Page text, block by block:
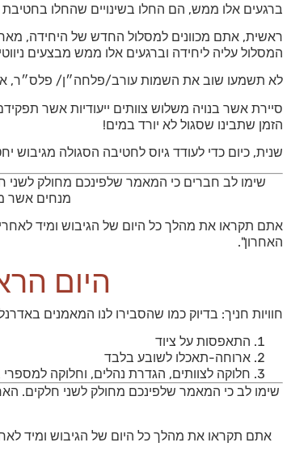
ברגעים אלו ממש, הם החלו בשינויים שהחלו
ראשית, אתם מכוונים למסלול החדש של היחידה,
המסלול עליה ליחידה וברגעים אלו ממש מבצעים
לא תשמעו שוב את השמות עורב/פלחה״ן/ פלס״ר,
סיירת אשר בנויה משלוש צוותים ייעודיות אשר
הזמן שתבינו שסגול לא יורד במים!
שנית, כיום כדי לעודד גיוס לחטיבה הסגולה
שימו לב חברים כי המאמר שלפינכם מחולק לשני
מנחים אשר
אתם תקראו את מהלך כל היום של הגיבוש ומיד
האחרון".
היום
חוויות חניך: בדיוק כמו שהסבירו לנו המאמנים
התאפסות על ציוד
ארוחה-תאכלו לשובע בלבד
חלוקה לצוותים, הגדרת נהלים, וחלוקה
שימו לב כי המאמר שלפינכם מחולק לשני חלקים.
אתם תקראו את מהלך כל היום של הגיבוש ומיד